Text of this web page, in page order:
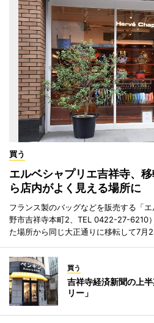
買う
エルベシャプリエ吉祥寺、
ら店内がよく見える場所に
フランス製のバッグなどを販売する「
野市吉祥寺本町2、TEL 0422-27-6210
た場所から同じ大正通りに移転して7月
買う
吉祥寺経済新聞の上
リー」